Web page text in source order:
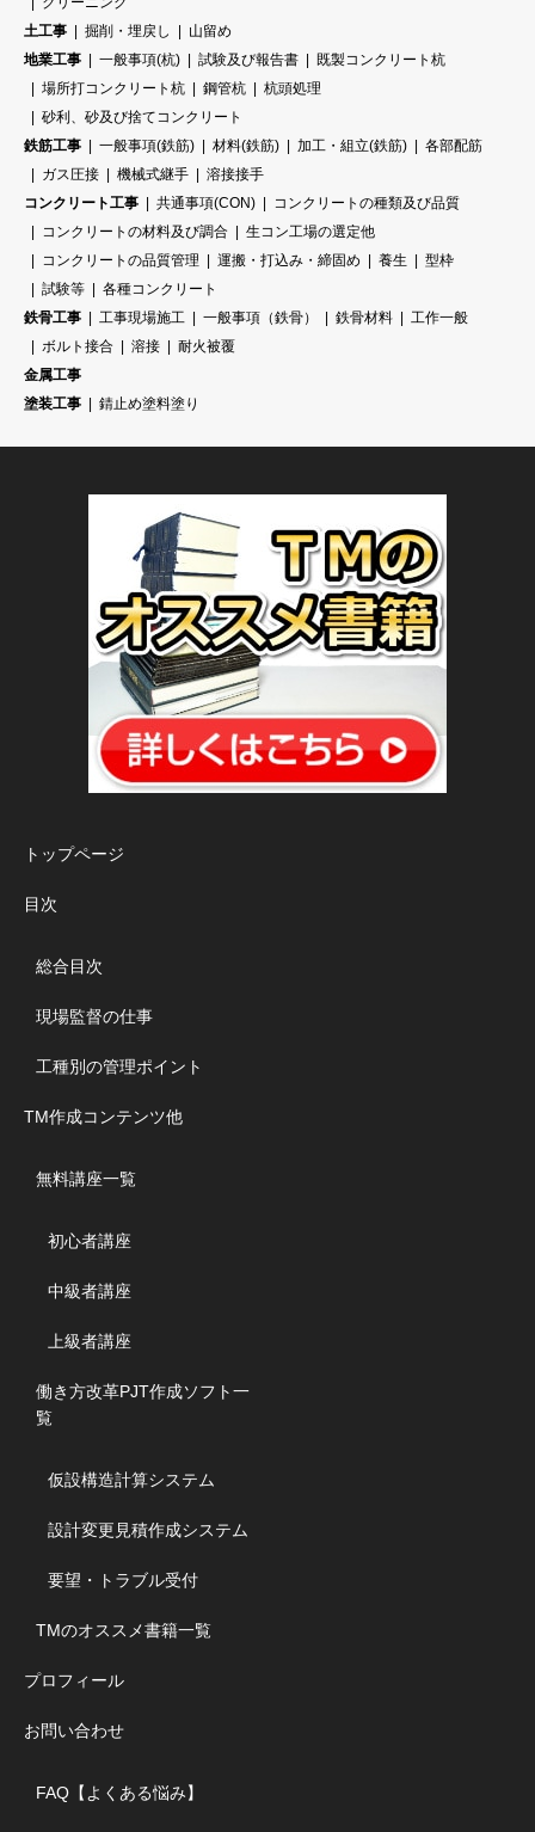
土工事
掘削・埋戻し
山留め
地業工事
一般事項(杭) 試験及び報告書
既製コンクリート杭
場所打コンクリート杭
鋼管杭
杭頭処理
砂利、砂及び捨てコンクリート
鉄筋工事
一般事項(鉄筋) 材料(鉄筋) 加工・組立(鉄筋)
各部配筋
ガス圧接
機械式継手
溶接接手
コンクリート工事
共通事項(CON)
コンクリートの種類及び品質
コンクリートの材料及び調合
生コン工場の選定他
コンクリートの品質管理
運搬・打込み・締固め 養生
型枠
試験等
各種コンクリート
鉄骨工事
工事現場施工 一般事項（鉄骨） 鉄骨材料
工作一般
ボルト接合
溶接
耐火被覆
金属工事
塗装工事
錆止め塗料塗り
トップページ
目次
総合目次
現場監督の仕事
工種別の管理ポイント
TM作成コンテンツ他
無料講座一覧
初心者講座
中級者講座
上級者講座
働き方改革PJT作成ソフト一
覧
仮設構造計算システム
設計変更見積作成システム
要望・トラブル受付
TMのオススメ書籍一覧
プロフィール
お問い合わせ
FAQ【よくある悩み】